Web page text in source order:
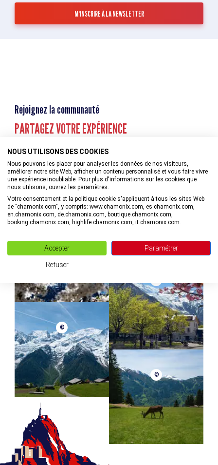
Rejoignez la communauté
PARTAGEZ VOTRE EXPÉRIENCE
©
©
NOUS UTILISONS DES COOKIES
Nous pouvons les placer pour analyser les données de nos visiteurs,
améliorer notre site Web, afficher un contenu personnalisé et vous faire vivre
une expérience inoubliable. Pour plus d'informations sur les cookies que
nous utilisons, ouvrez les paramètres.
Votre consentement et la politique cookie s'appliquent à tous les sites Web
de "chamonix.com", y compris: www.chamonix.com, es.chamonix.com,
en.chamonix.com, de.chamonix.com, boutique.chamonix.com,
booking.chamonix.com, highlife.chamonix.com, it.chamonix.com.
Accepter Paramétrer
Refuser